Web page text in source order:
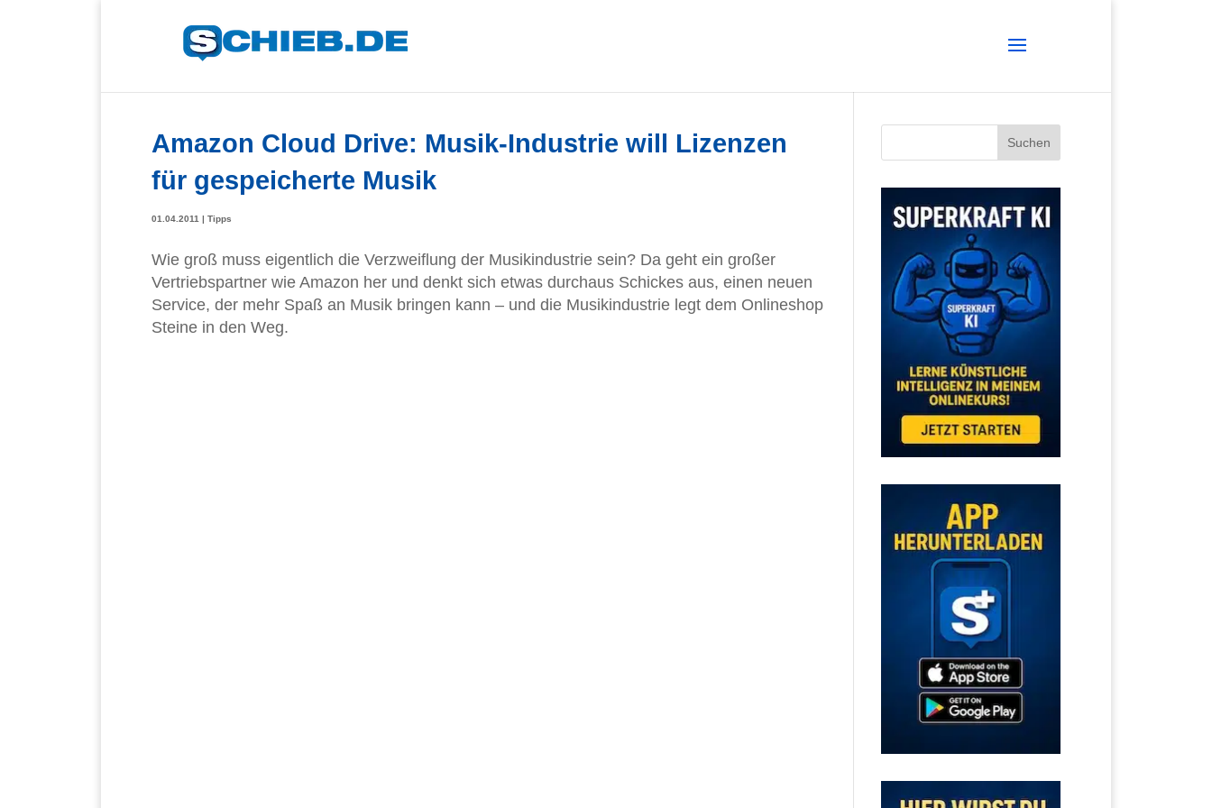
Amazon Cloud Drive: Musik-Industrie will Lizenzen
für gespeicherte Musik
01.04.2011 | Tipps
Wie groß muss eigentlich die Verzweiflung der Musikindustrie sein? Da geht ein großer
Vertriebspartner wie Amazon her und denkt sich etwas durchaus Schickes aus, einen neuen
Service, der mehr Spaß an Musik bringen kann – und die Musikindustrie legt dem Onlineshop
Steine in den Weg.